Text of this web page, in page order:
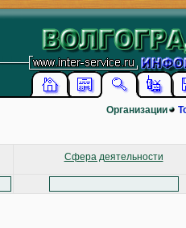
Организации
Сфера деятельности